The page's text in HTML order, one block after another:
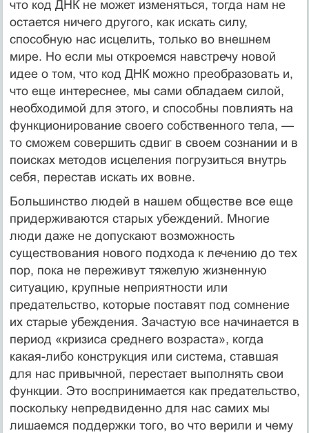
что код ДНК не может изменяться, тогда нам не
остается ничего другого, как искать силу,
способную нас исцелить, только во внешнем
мире. Но если мы откроемся навстречу новой
идее о том, что код ДНК можно преобразовать и,
что еще интереснее, мы сами обладаем силой,
необходимой для этого, и способны повлиять на
функционирование своего собственного тела, —
то сможем совершить сдвиг в своем сознании и в
поисках методов исцеления погрузиться внутрь
себя, перестав искать их вовне.
Большинство людей в нашем обществе все еще
придерживаются старых убеждений. Многие
люди даже не допускают возможность
существования нового подхода к лечению до тех
пор, пока не переживут тяжелую жизненную
ситуацию, крупные неприятности или
предательство, которые поставят под сомнение
их старые убеждения. Зачастую все начинается в
период «кризиса среднего возраста», когда
какая-либо конструкция или система, ставшая
для нас привычной, перестает выполнять свои
функции. Это воспринимается как предательство,
поскольку непредвиденно для нас самих мы
лишаемся поддержки того, во что верили и чему